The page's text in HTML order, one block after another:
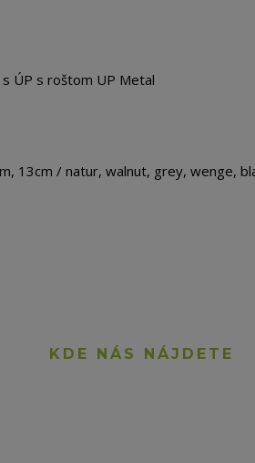
ÚP s roštom UP Metal
13cm / natur, walnut, grey, wenge,
KDE NÁS NÁJDETE